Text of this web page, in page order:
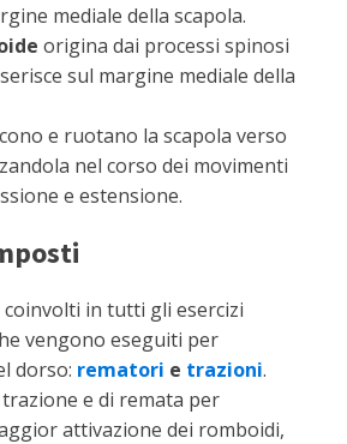
mediale della scapola.
origina dai processi spinosi
sul margine mediale della
e ruotano la scapola verso
nel corso dei movimenti
e estensione.
in tutti gli esercizi
vengono eseguiti per
dorso: rematori e trazioni.
e di remata per
attivazione dei romboidi,